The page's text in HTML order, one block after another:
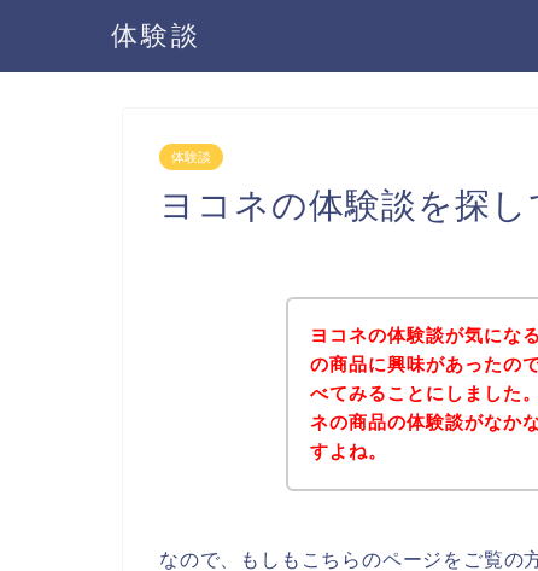
体験談
体験談
ヨコネの体験談を探
ヨコネの体験談が気にな
の商品に興味があったの
べてみることにしました
ネの商品の体験談がなか
すよね。
なので、もしもこちらのページをご覧の